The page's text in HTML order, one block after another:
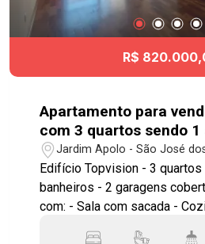
faculdades, mercados,
Agende sua visita! #imobiliária
#apartamentoparavenda
#jardimesplanda #sjcampos
R$
Apartamento para
com 3 quartos sendo 1
bairro Vila Ema
Jardim Apolo - São José
Edifício Topvision - 3
banheiros - 2 garagens cobertas Imóvel
com: - Sala com sacada -